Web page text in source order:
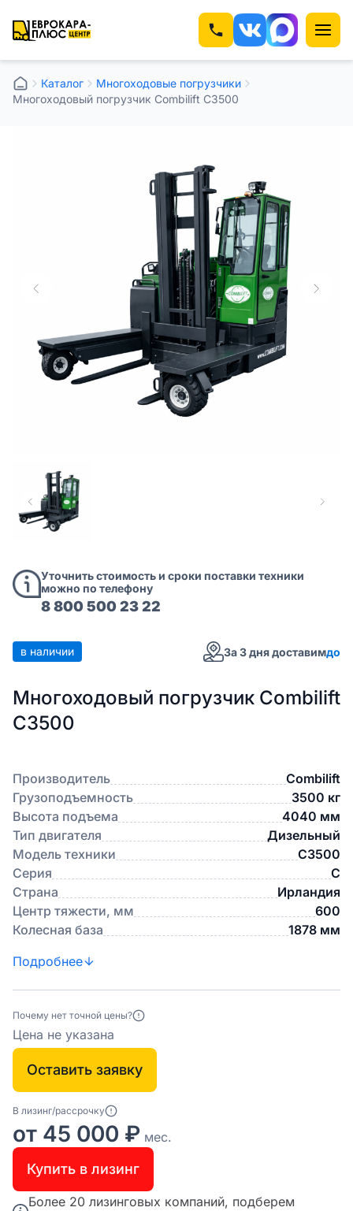
Каталог
Многоходовые погрузчики
Многоходовый погрузчик Combilift C3500
Уточнить стоимость и сроки поставки техники
можно по телефону
8 800 500 23 22
в наличии За 3 дня доставимдо
Многоходовый погрузчик Combilift
C3500
Производитель
Combilift
Грузоподъемность
3500 кг
Высота подъема
4040 мм
Тип двигателя
Дизельный
Модель техники
C3500
Серия
C
Страна
Ирландия
Центр тяжести, мм
600
Колесная база
1878 мм
Подробнее
Почему нет точной цены?
Цена не указана
Оставить заявку
В лизинг/рассрочку
от 45 000 ₽ мес.
Купить в лизинг
Более 20 лизинговых компаний, подберем